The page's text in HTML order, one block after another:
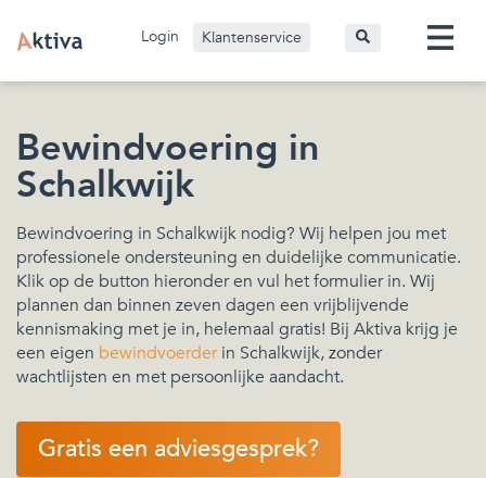
Login Klantenservice
Bewindvoering in
Schalkwijk
Bewindvoering in Schalkwijk nodig? Wij helpen jou met
professionele ondersteuning en duidelijke communicatie.
Klik op de button hieronder en vul het formulier in. Wij
plannen dan binnen zeven dagen een vrijblijvende
kennismaking met je in, helemaal gratis! Bij Aktiva krijg je
een eigen bewindvoerderin Schalkwijk, zonder
wachtlijsten en met persoonlijke aandacht.
Gratis een adviesgesprek?